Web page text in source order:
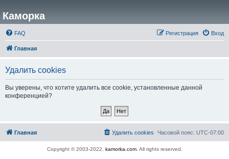
Каморка
FAQ Вход
Регистрация
Главная
Удалить cookies
Вы уверены, что хотите удалить все cookie, установленные данной
конференцией?
Главная Часовой пояс: UTC-07:00
Удалить cookies
Copyright © 2003-2022, kamorka.com. All rights reserved.